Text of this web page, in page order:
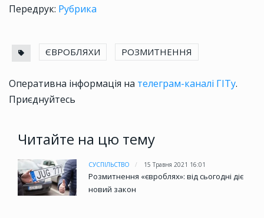
Передрук: Рубрика
ЄВРОБЛЯХИ РОЗМИТНЕННЯ
Оперативна інформація на телеграм-каналі ГІТу.
Приєднуйтесь
Читайте на цю тему
СУСПІЛЬСТВО 15 Травня 2021 16:01
Розмитнення «євроблях»: від сьогодні діє
новий закон